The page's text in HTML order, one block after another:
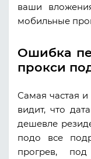
ваши
мобильные
Ошибка
прокси
Самая частая
видит, что
дешевле
подо все
прогрев,